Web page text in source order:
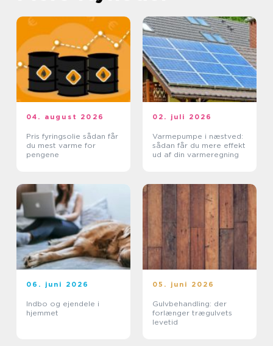
04. august 2026
Pris fyringsolie sådan får
du mest varme for
pengene
02. juli 2026
Varmepumpe i næstved:
sådan får du mere effekt
ud af din varmeregning
06. juni 2026
Indbo og ejendele i
hjemmet
05. juni 2026
Gulvbehandling: der
forlænger trægulvets
levetid